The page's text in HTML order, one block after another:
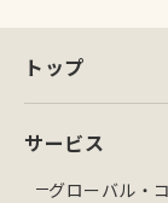
トップ
サービス
グローバル・